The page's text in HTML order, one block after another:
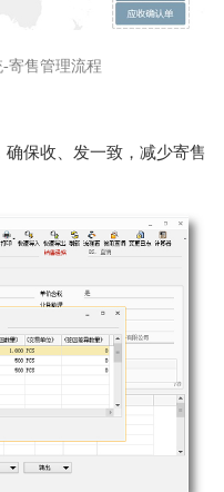
-寄售管理流程
确保收、发一致，减少寄售